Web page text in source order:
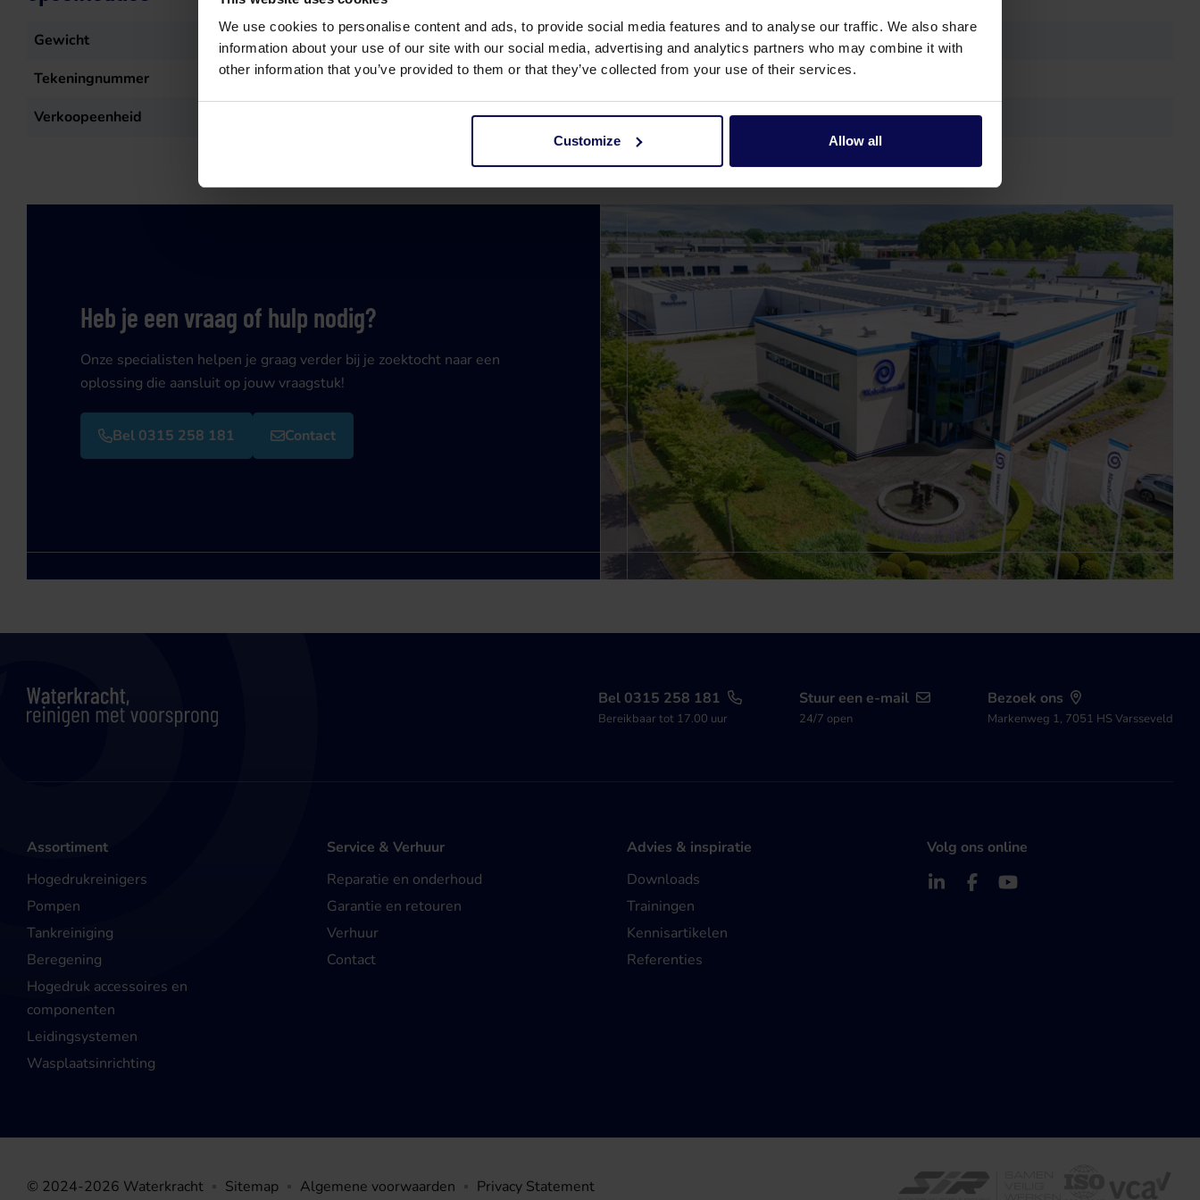
We use cookies to personalise content and ads, to provide social media features and to analyse our traffic. We also share
information about your use of our site with our social media, advertising and analytics partners who may combine it with
other information that you’ve provided to them or that they’ve collected from your use of their services.
Customize Allow all
Gewicht 3,6
Tekeningnummer
0
Verkoopeenheid
Heb je een vraag of hulp nodig?
Onze specialisten helpen je graag verder bij je zoektocht naar een
oplossing die aansluit op jouw vraagstuk!
Bel 0315 258 181 Contact
Bel 0315 258 181
Bereikbaar tot 17.00 uur
Stuur een e-mail
24/7 open
Bezoek ons
Markenweg 1, 7051 HS Varsseveld
Assortiment
Hogedrukreinigers
Pompen
Tankreiniging
Beregening
Hogedruk accessoires en
componenten
Leidingsystemen
Wasplaatsinrichting
Service & Verhuur
Reparatie en onderhoud
Garantie en retouren
Verhuur
Contact
Advies & inspiratie
Downloads
Trainingen
Kennisartikelen
Referenties
Volg ons online
© 2024-2026 Waterkracht Sitemap Algemene voorwaarden Privacy Statement